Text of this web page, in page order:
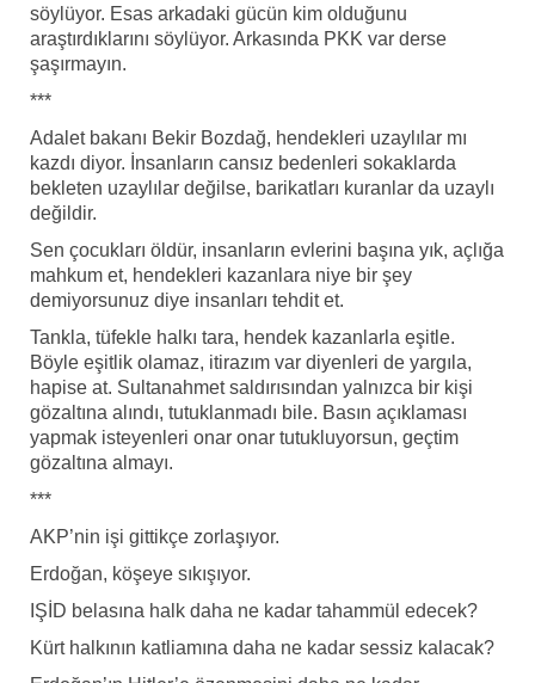
söylüyor. Esas arkadaki gücün kim olduğunu
araştırdıklarını söylüyor. Arkasında PKK var derse
şaşırmayın.
***
Adalet bakanı Bekir Bozdağ, hendekleri uzaylılar mı
kazdı diyor. İnsanların cansız bedenleri sokaklarda
bekleten uzaylılar değilse, barikatları kuranlar da uzaylı
değildir.
Sen çocukları öldür, insanların evlerini başına yık, açlığa
mahkum et, hendekleri kazanlara niye bir şey
demiyorsunuz diye insanları tehdit et.
Tankla, tüfekle halkı tara, hendek kazanlarla eşitle.
Böyle eşitlik olamaz, itirazım var diyenleri de yargıla,
hapise at. Sultanahmet saldırısından yalnızca bir kişi
gözaltına alındı, tutuklanmadı bile. Basın açıklaması
yapmak isteyenleri onar onar tutukluyorsun, geçtim
gözaltına almayı.
***
AKP’nin işi gittikçe zorlaşıyor.
Erdoğan, köşeye sıkışıyor.
IŞİD belasına halk daha ne kadar tahammül edecek?
Kürt halkının katliamına daha ne kadar sessiz kalacak?